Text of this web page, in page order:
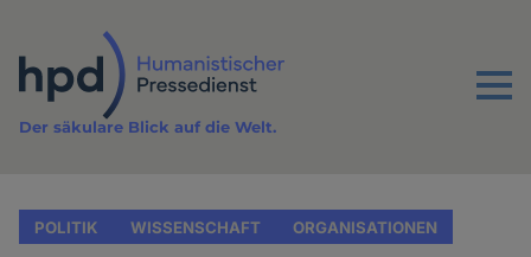
Inhalt
Menu
Der säkulare Blick auf die Welt.
POLITIK WISSENSCHAFT ORGANISATIONEN